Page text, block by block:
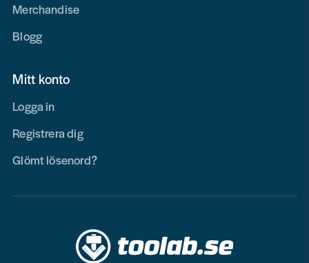
Merchandise
Blogg
Mitt konto
Logga in
Registrera dig
Glömt lösenord?